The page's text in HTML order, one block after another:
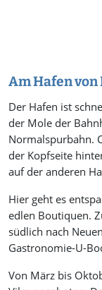
Am Hafen
Der Hafen ist
der Mole der
Normalspurbahn.
der Kopfseite
auf der anderen
Hier geht es
edlen Boutiquen.
südlich nach
Gastronomie-U-
Von März bis